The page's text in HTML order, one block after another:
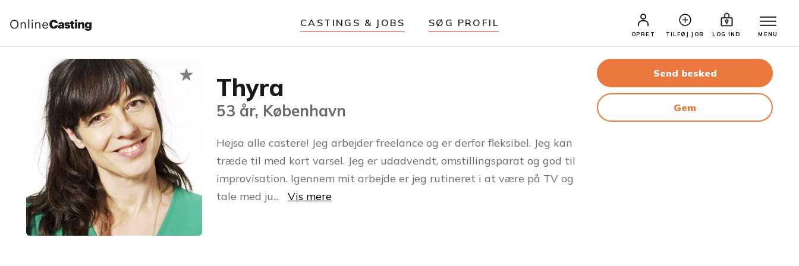
CASTINGS & JOBS SØG PROFIL
OPRET TILFØJ JOB LOG IND MENU
Thyra
53 år, København
Hejsa alle castere! Jeg arbejder freelance og er derfor fleksibel. Jeg kan
træde til med kort varsel. Jeg er udadvendt, omstillingsparat og god til
improvisation. Igennem mit arbejde er jeg rutineret i at være på TV og
tale med ju... Vis mere
Send besked
Gem